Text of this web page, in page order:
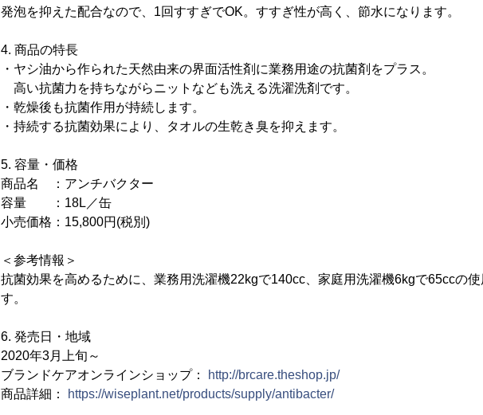
発泡を抑えた配合なので、1回すすぎでOK。すすぎ性が高く、節水になります。
4. 商品の特長
・ヤシ油から作られた天然由来の界面活性剤に業務用途の抗菌剤をプラス。
高い抗菌力を持ちながらニットなども洗える洗濯洗剤です。
・乾燥後も抗菌作用が持続します。
・持続する抗菌効果により、タオルの生乾き臭を抑えます。
5. 容量・価格
商品名 ：アンチバクター
容量 ：18L／缶
小売価格：15,800円(税別)
＜参考情報＞
抗菌効果を高めるために、業務用洗濯機22kgで140cc、家庭用洗濯機6kgで65ccの
す。
6. 発売日・地域
2020年3月上旬～
ブランドケアオンラインショップ：
http://brcare.theshop.jp/
商品詳細：
https://wiseplant.net/products/supply/antibacter/